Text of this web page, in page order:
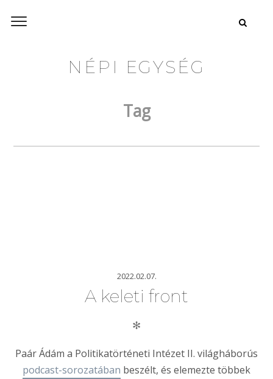
NÉPI EGYSÉG
Tag
2022.02.07.
A keleti front
✻
Paár Ádám a Politikatörténeti Intézet II. világháborús
podcast-sorozatában beszélt, és elemezte többek